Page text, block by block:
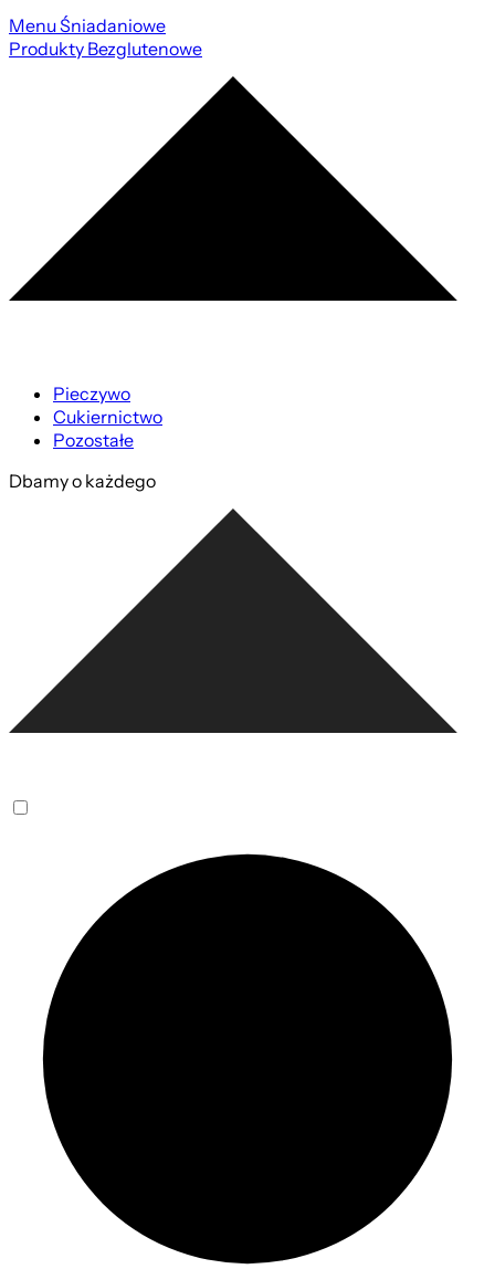
Menu Śniadaniowe
Produkty Bezglutenowe
Pieczywo
Cukiernictwo
Pozostałe
Dbamy o każdego